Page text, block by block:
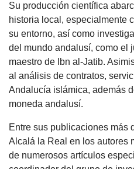
Su producción científica
historia local, especialmente
su entorno, así como
del mundo andalusí, como el
maestro de Ibn al-Jatib.
al análisis de contratos,
Andalucía islámica, además
moneda andalusí.
Entre sus publicaciones más
Alcalá la Real en los autores
de numerosos artículos